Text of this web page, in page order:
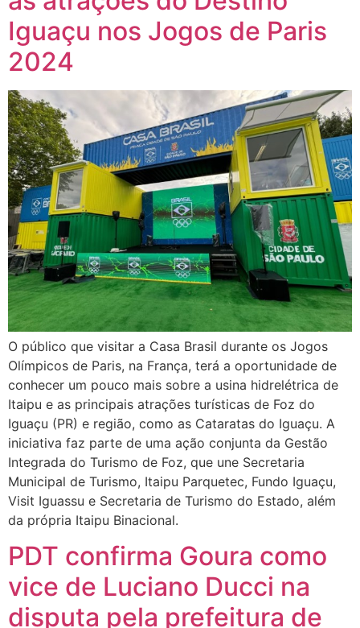
Iguaçu nos Jogos de Paris
2024
O público que visitar a Casa Brasil durante os Jogos
Olímpicos de Paris, na França, terá a oportunidade de
conhecer um pouco mais sobre a usina hidrelétrica de
Itaipu e as principais atrações turísticas de Foz do
Iguaçu (PR) e região, como as Cataratas do Iguaçu. A
iniciativa faz parte de uma ação conjunta da Gestão
Integrada do Turismo de Foz, que une Secretaria
Municipal de Turismo, Itaipu Parquetec, Fundo Iguaçu,
Visit Iguassu e Secretaria de Turismo do Estado, além
da própria Itaipu Binacional.
PDT confirma Goura como
vice de Luciano Ducci na
disputa pela prefeitura de